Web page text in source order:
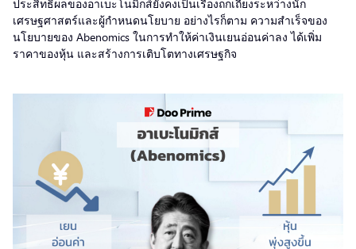
ประสิทธิผลของอาเบะโนมิกส์ยังคงเป็นเรื่องถกเถียงระหว่างนัก
เศรษฐศาสตร์และผู้กำหนดนโยบาย อย่างไรก็ตาม ความสำเร็จของ
นโยบายของ Abenomics ในการทำให้ค่าเงินเยนอ่อนค่าลง ได้เพิ่ม
ราคาของหุ้น และสร้างการเติบโตทางเศรษฐกิจ